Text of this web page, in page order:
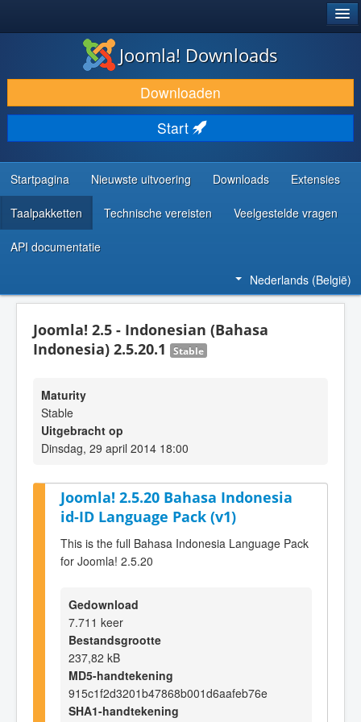
DOWNLOAD & BREID UIT
ONTDEK & LEER
COMMUNITY & ONDERSTEUNING
ONTWIKKELAARSBRONNEN
Joomla! Downloads
Downloaden
Start
Startpagina Nieuwste uitvoering Downloads Extensies
Taalpakketten Technische vereisten Veelgestelde vragen
API documentatie
Nederlands (België)
Joomla! 2.5 - Indonesian (Bahasa
Indonesia) 2.5.20.1
Stable
Maturity
Stable
Uitgebracht op
Dinsdag, 29 april 2014 18:00
Joomla! 2.5.20 Bahasa Indonesia
id-ID Language Pack (v1)
This is the full Bahasa Indonesia Language Pack
for Joomla! 2.5.20
Gedownload
7.711 keer
Bestandsgrootte
237,82 kB
MD5-handtekening
915c1f2d3201b47868b001d6aafeb76e
SHA1-handtekening